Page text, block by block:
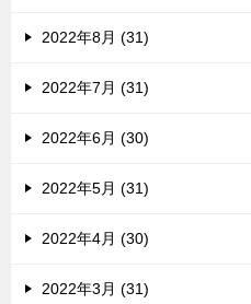
2022年8月 (31)
2022年7月 (31)
2022年6月 (30)
2022年5月 (31)
2022年4月 (30)
2022年3月 (31)